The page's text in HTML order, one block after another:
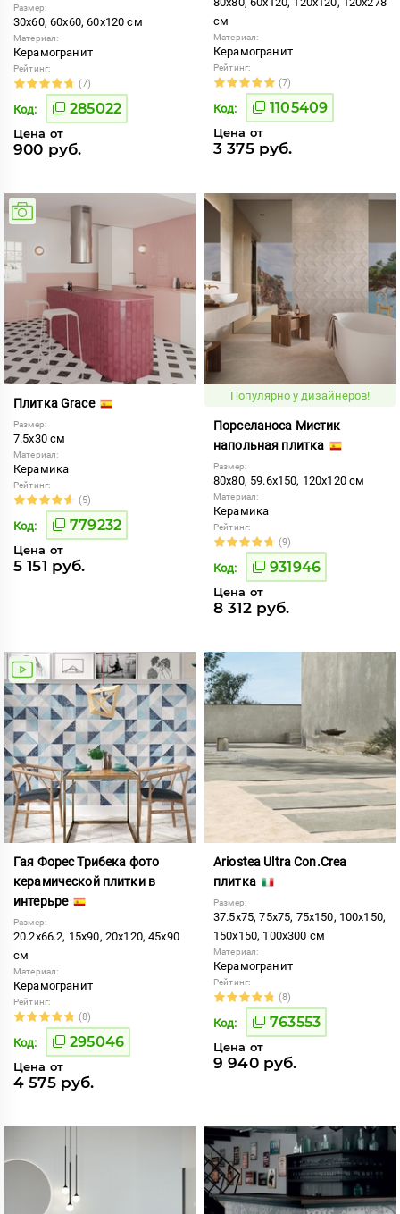
Размер:
30x60, 60x60, 60x120 см
Материал:
Керамогранит
Рейтинг:
(7)
Код: 285022
Цена от
900 руб.
см
Материал:
Керамогранит
Рейтинг:
(7)
Код: 1105409
Цена от
3 375 руб.
Плитка Grace
Размер:
7.5x30 см
Материал:
Керамика
Рейтинг:
(5)
Код: 779232
Цена от
5 151 руб.
Популярно у дизайнеров!
Порселаноса Мистик
напольная плитка
Размер:
80x80, 59.6x150, 120x120 см
Материал:
Керамика
Рейтинг:
(9)
Код: 931946
Цена от
8 312 руб.
Гая Форес Трибека фото
керамической плитки в
интерьре
Размер:
20.2x66.2, 15x90, 20x120, 45x90
см
Материал:
Керамогранит
Рейтинг:
(8)
Код: 295046
Цена от
4 575 руб.
Ariostea Ultra Con.Crea
плитка
Размер:
37.5x75, 75x75, 75x150, 100x150,
150x150, 100x300 см
Материал:
Керамогранит
Рейтинг:
(8)
Код: 763553
Цена от
9 940 руб.